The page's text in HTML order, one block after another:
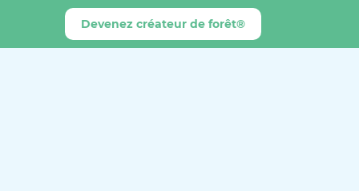
Devenez créateur de forêt®